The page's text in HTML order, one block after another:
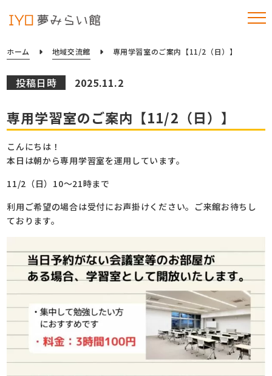
ホーム 地域交流館 専用学習室のご案内【11/2（日）】
投稿日時 2025.11.2
専用学習室のご案内【11/2（日）】
こんにちは！
本日は朝から専用学習室を運用しています。
11/2（日）10～21時まで
利用ご希望の場合は受付にお声掛けください。ご来館お待ちし
ております。